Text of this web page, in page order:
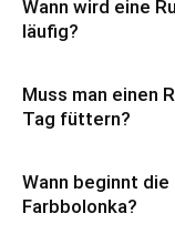
Wann wird eine
läufig?
Muss man einen
Tag füttern?
Wann beginnt
Farbbolonka?